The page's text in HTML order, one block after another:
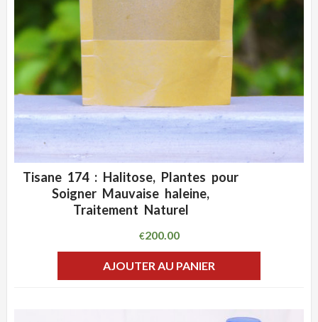
ADD WISHLIST
Tisane 174 : Halitose, Plantes pour
Soigner Mauvaise haleine,
Traitement Naturel
€200.00
AJOUTER AU PANIER